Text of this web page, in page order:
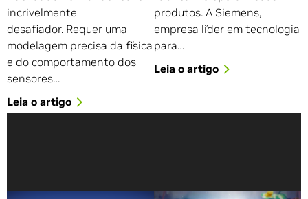
incrivelmente
desafiador. Requer uma
modelagem precisa da física
e do comportamento dos
sensores…
Leia o artigo
produtos. A Siemens,
empresa líder em tecnologia
para…
Leia o artigo